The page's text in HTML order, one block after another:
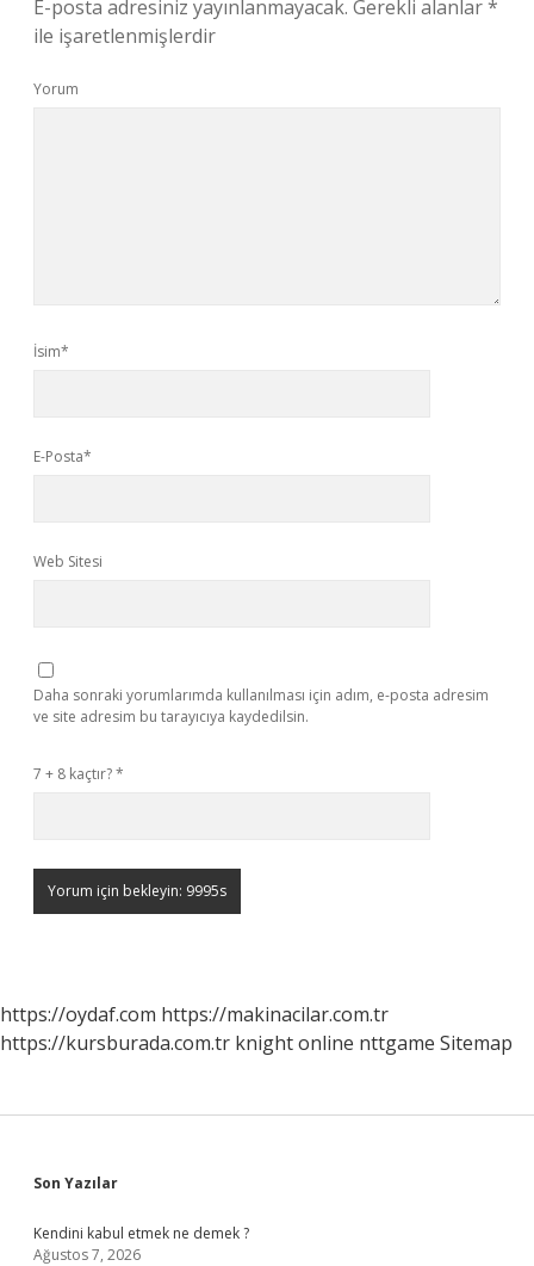
E-posta adresiniz yayınlanmayacak. Gerekli alanlar*
ile işaretlenmişlerdir
Yorum
İsim*
E-Posta*
Web Sitesi
Daha sonraki yorumlarımda kullanılması için adım, e-posta adresim
ve site adresim bu tarayıcıya kaydedilsin.
7 + 8 kaçtır?*
https://oydaf.com https://makinacilar.com.tr
https://kursburada.com.tr knight online nttgame Sitemap
Sidebar
Son Yazılar
Kendini kabul etmek ne demek ?
Ağustos 7, 2026